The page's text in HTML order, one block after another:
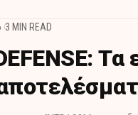
3 MIN READ